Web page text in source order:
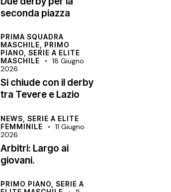
seconda piazza
PRIMA SQUADRA
MASCHILE, PRIMO
PIANO,SERIE A ELITE
MASCHILE
18 Giugno
2026
Si chiude con il derby
tra Tevere e Lazio
NEWS,SERIE A ELITE
FEMMINILE
11 Giugno
2026
Arbitri: Largo ai
giovani.
PRIMO PIANO,SERIE A